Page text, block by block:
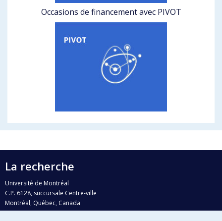
Occasions de financement avec PIVOT
La recherche
Université de Montréal
C.P. 6128, succursale Centre-ville
Montréal, Québec, Canada
H3C 3J7